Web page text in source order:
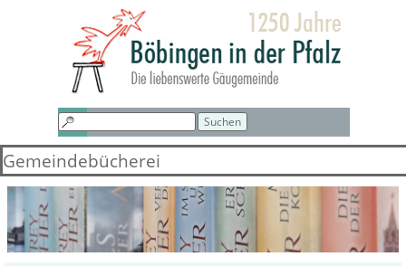
Direkt zum Seiteninhalt
Menü überspringen
Suchen
Gemeindebücherei